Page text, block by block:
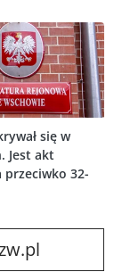
się w
Jest akt
przeciwko 32-